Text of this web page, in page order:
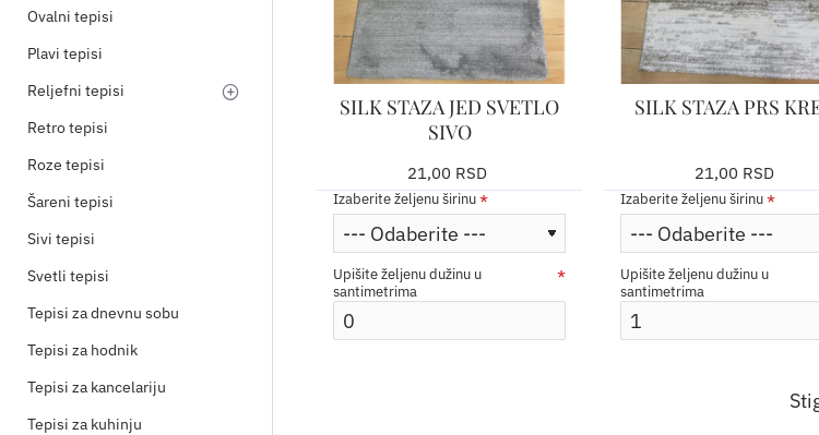
Ovalni tepisi
Plavi tepisi
Reljefni tepisi
Retro tepisi
Roze tepisi
Šareni tepisi
Sivi tepisi
Svetli tepisi
Tepisi za dnevnu sobu
Tepisi za hodnik
Tepisi za kancelariju
Tepisi za kuhinju
SILK STAZA JED SVETLO
SIVO
21,00 RSD
Izaberite željenu širinu
Upišite željenu dužinu u
santimetrima
SILK STAZA PRS
21,00 RSD
Izaberite željenu širinu
Upišite željenu dužinu u
santimetrima